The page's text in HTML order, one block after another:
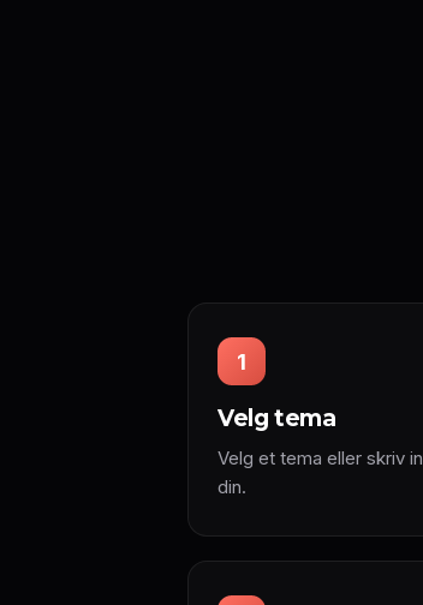
1
Velg tema
Velg et tema eller skriv
din.